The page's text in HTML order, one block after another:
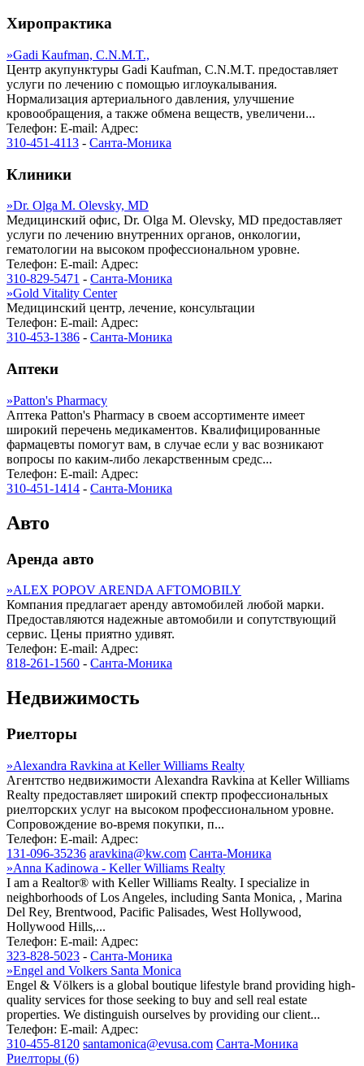
Хиропрактика
»Gadi Kaufman, C.N.M.T.,
Центр акупунктуры Gadi Kaufman, C.N.M.T. предоставляет
услуги по лечению с помощью иглоукалывания.
Нормализация артериального давления, улучшение
кровообращения, а также обмена веществ, увеличени...
Телефон: E-mail: Адрес:
310-451-4113 - Санта-Моника
Клиники
»Dr. Olga M. Olevsky, MD
Медицинский офис, Dr. Olga M. Olevsky, MD предоставляет
услуги по лечению внутренних органов, онкологии,
гематологии на высоком профессиональном уровне.
Телефон: E-mail: Адрес:
310-829-5471 - Санта-Моника
»Gold Vitality Center
Медицинский центр, лечение, консультации
Телефон: E-mail: Адрес:
310-453-1386 - Санта-Моника
Аптеки
»Patton's Pharmacy
Аптека Patton's Pharmacy в своем ассортименте имеет
широкий перечень медикаментов. Квалифицированные
фармацевты помогут вам, в случае если у вас возникают
вопросы по каким-либо лекарственным средс...
Телефон: E-mail: Адрес:
310-451-1414 - Санта-Моника
Авто
Аренда авто
»ALEX POPOV ARENDA AFTOMOBILY
Компания предлагает аренду автомобилей любой марки.
Предоставляются надежные автомобили и сопутствующий
сервис. Цены приятно удивят.
Телефон: E-mail: Адрес:
818-261-1560 - Санта-Моника
Недвижимость
Риелторы
»Alexandra Ravkina at Keller Williams Realty
Агентство недвижимости Alexandra Ravkina at Keller Williams
Realty предоставляет широкий спектр профессиональных
риелторских услуг на высоком профессиональном уровне.
Сопровождение во-время покупки, п...
Телефон: E-mail: Адрес:
131-096-35236 aravkina@kw.com Санта-Моника
»Anna Kadinowa - Keller Williams Realty
I am a Realtor® with Keller Williams Realty. I specialize in
neighborhoods of Los Angeles, including Santa Monica, , Marina
Del Rey, Brentwood, Pacific Palisades, West Hollywood,
Hollywood Hills,...
Телефон: E-mail: Адрес:
323-828-5023 - Санта-Моника
»Engel and Volkers Santa Monica
Engel & Völkers is a global boutique lifestyle brand providing high-
quality services for those seeking to buy and sell real estate
properties. We distinguish ourselves by providing our client...
Телефон: E-mail: Адрес:
310-455-8120 santamonica@evusa.com Санта-Моника
Риелторы (6)